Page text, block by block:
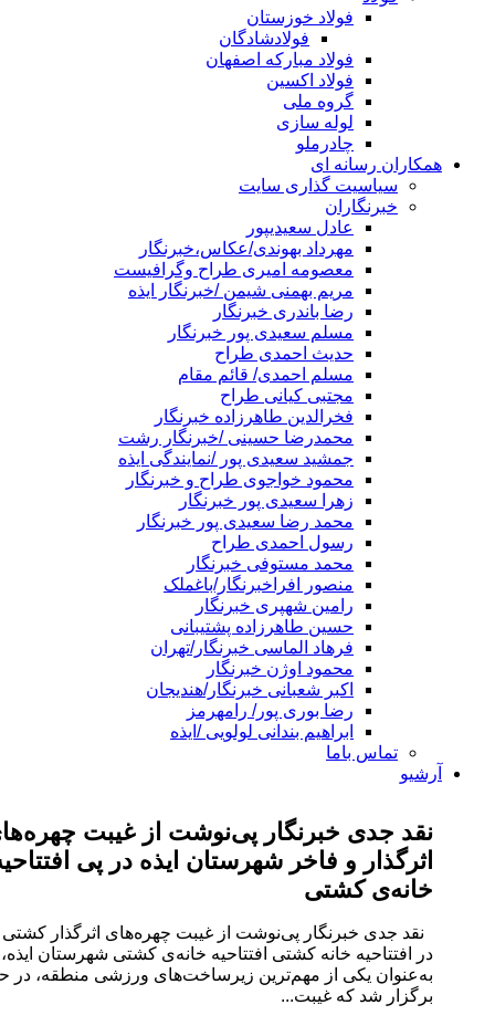
فولاد خوزستان
فولادشادگان
فولاد مبارکه اصفهان
فولاد اکسین
گروه ملی
لوله سازی
چادرملو
رسانه ای
سیاسیت گذاری سایت
خبرنگاران
عادل سعیدیپور
مهرداد بهوندی/عکاس،خبرنگار
معصومه امیری طراح وگرافیست
مریم بهمنی شیمن /خبرنگار ایذه
رضا باندری خبرنگار
مسلم سعیدی پور خبرنگار
حدیث احمدی طراح
مسلم احمدی/ قائم مقام
مجتبی کیانی طراح
فخرالدین طاهرزاده خبرنگار
محمدرضا حسینی /خبرنگار رشت
جمشید سعیدی پور /نمایندگی ایذه
محمود خواجوی طراح و خبرنگار
زهرا سعیدی پور خبرنگار
محمد رضا سعیدی پور خبرنگار
رسول احمدی طراح
محمد مستوفی خبرنگار
منصور افراخبرنگار/باغملک
رامین شهپری خبرنگار
حسین طاهرزاده پشتیبانی
فرهاد الماسی خبرنگار/تهران
محمود اوژن خبرنگار
اکبر شعبانی خبرنگار/هندیجان
رضا بوری پور/ رامهرمز
ابراهیم بندانی لولویی /ایذه
تماس باما
جدی خبرنگار پی‌نوشت از غیبت چهره‌های
و فاخر شهرستان ایذه در پی افتتاحیه
کشتی
جدی خبرنگار پی‌نوشت از غیبت چهره‌های اثرگذار کشتی ایذه
افتتاحیه خانه کشتی افتتاحیه خانه‌ی کشتی شهرستان ایذه،
یکی از مهم‌ترین زیرساخت‌های ورزشی منطقه، در حالی
شد که غیبت...